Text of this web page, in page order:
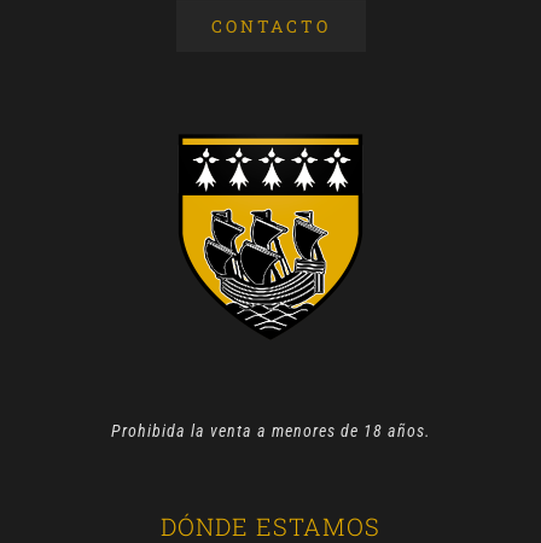
CONTACTO
Prohibida la venta a menores de 18 años.
DÓNDE ESTAMOS